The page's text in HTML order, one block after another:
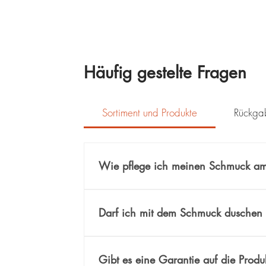
Häufig gestelte Fragen
Sortiment und Produkte
Wie pflege ich meinen Schmuck
zusammengestellt.Zusätzlich bieten wir
Darf ich mit dem Schmuck
maximieren, sollten Sie den Kontakt mit
Gibt es eine Garantie auf die